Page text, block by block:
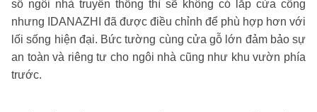
số ngôi nhà truyền thống thì sẽ không có lắp cửa cổng
nhưng IDANAZHI đã được điều chỉnh để phù hợp hơn với
lối sống hiện đại. Bức tường cùng cửa gỗ lớn đảm bảo sự
an toàn và riêng tư cho ngôi nhà cũng như khu vườn phía
trước.